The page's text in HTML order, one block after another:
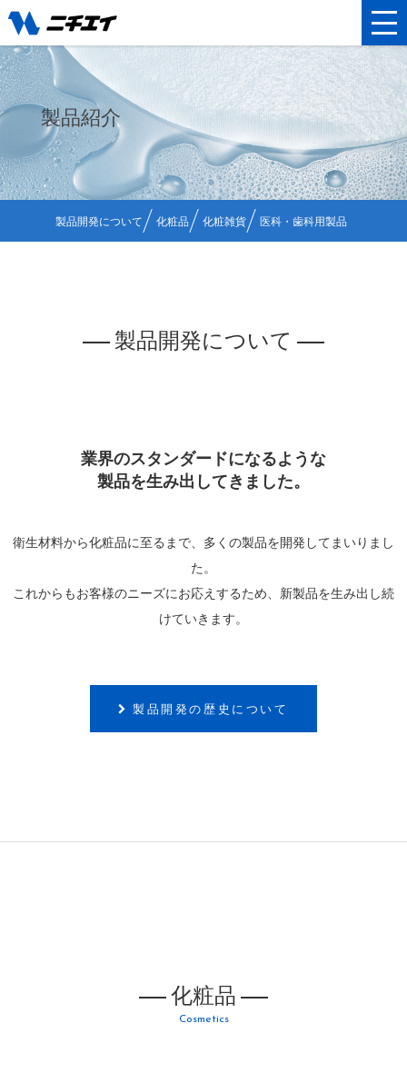
製品紹介
製品開発について 化粧品 化粧雑貨 医科・歯科用製品
製品開発について
業界のスタンダードになるような
製品を生み出してきました。
衛生材料から化粧品に至るまで、多くの製品を開発してまいりまし
た。
これからもお客様のニーズにお応えするため、新製品を生み出し続
けていきます。
製品開発の歴史について
化粧品
Cosmetics